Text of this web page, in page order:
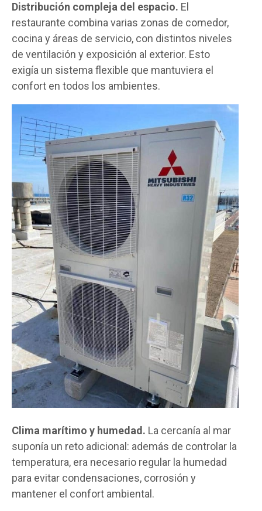
Distribución compleja del espacio. El
restaurante combina varias zonas de comedor,
cocina y áreas de servicio, con distintos niveles
de ventilación y exposición al exterior. Esto
exigía un sistema flexible que mantuviera el
confort en todos los ambientes.
Clima marítimo y humedad. La cercanía al mar
suponía un reto adicional: además de controlar la
temperatura, era necesario regular la humedad
para evitar condensaciones, corrosión y
mantener el confort ambiental.